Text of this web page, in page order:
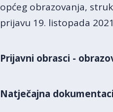
općeg obrazovanja,
prijavu 19. listopada
Prijavni obrasci -
Natječajna